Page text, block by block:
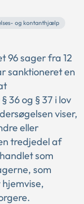
og kontanthjælp
96 sager fra 12
sanktioneret en
og § 37 i lov
viser,
eller
tredjedel af
som
som